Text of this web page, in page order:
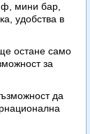
мини бар,
удобства в
остане само
за
да